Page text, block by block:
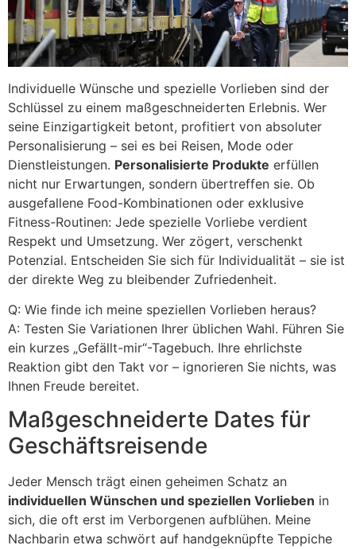
Individuelle Wünsche und spezielle Vorlieben sind der
Schlüssel zu einem maßgeschneiderten Erlebnis. Wer
seine Einzigartigkeit betont, profitiert von absoluter
Personalisierung – sei es bei Reisen, Mode oder
Dienstleistungen. Personalisierte Produkte erfüllen
nicht nur Erwartungen, sondern übertreffen sie. Ob
ausgefallene Food-Kombinationen oder exklusive
Fitness-Routinen: Jede spezielle Vorliebe verdient
Respekt und Umsetzung. Wer zögert, verschenkt
Potenzial. Entscheiden Sie sich für Individualität – sie ist
der direkte Weg zu bleibender Zufriedenheit.
Q: Wie finde ich meine speziellen Vorlieben heraus?
A: Testen Sie Variationen Ihrer üblichen Wahl. Führen Sie
ein kurzes „Gefällt-mir“-Tagebuch. Ihre ehrlichste
Reaktion gibt den Takt vor – ignorieren Sie nichts, was
Ihnen Freude bereitet.
Maßgeschneiderte Dates für
Geschäftsreisende
Jeder Mensch trägt einen geheimen Schatz an
individuellen Wünschen und speziellen Vorlieben in
sich, die oft erst im Verborgenen aufblühen. Meine
Nachbarin etwa schwört auf handgeknüpfte Teppiche